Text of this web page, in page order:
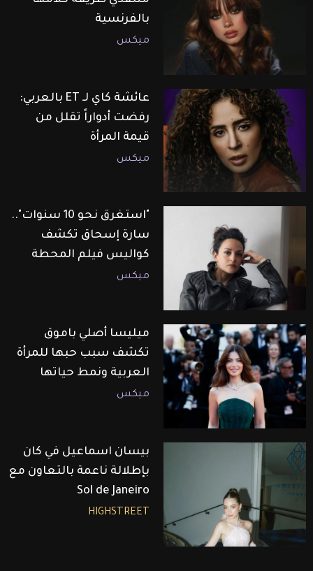
بالفرنسية
ميكس
عائشة كاي لـ ET بالعربي:
رفضت أدواراً تقلل من
قيمة المرأة
ميكس
"استغرق نحو 10 سنوات"..
سارة إسحاق تكشف
كواليس فيلم المحطة
ميكس
ميليسا أصلي باموق
تكشف سبب حبها للمرأة
العربية ونمط حياتها
ميكس
بيسان اسماعيل في كان
بإطلالة ناعمة بالتعاون مع
Sol de Janeiro
HIGHSTREET